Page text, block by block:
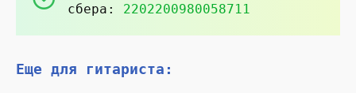
сбера: 2202200980058711
Еще для гитариста: